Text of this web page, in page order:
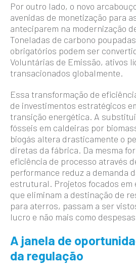
Por outro lado, o novo
avenidas de monetização para
anteciparem na modernização
Toneladas de carbono
obrigatórios podem ser
Voluntárias de Emissão, ativos
transacionados globalmente.
Essa transformação de
de investimentos estratégicos
transição energética. A
fósseis em caldeiras por
biogás altera drasticamente o
diretas da fábrica. Da mesma
eficiência de processo através
performance reduz a demanda
estrutural. Projetos focados em
que eliminam a destinação de
para aterros, passam a ser
lucro e não mais como
A janela de
da regulação